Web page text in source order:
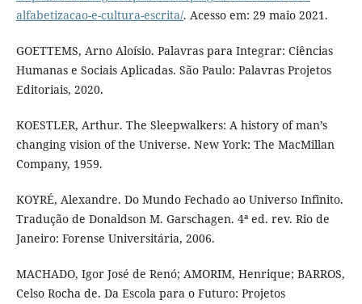
alfabetizacao-e-cultura-escrita/. Acesso em: 29 maio 2021.
GOETTEMS, Arno Aloísio. Palavras para Integrar: Ciências
Humanas e Sociais Aplicadas. São Paulo: Palavras Projetos
Editoriais, 2020.
KOESTLER, Arthur. The Sleepwalkers: A history of man’s
changing vision of the Universe. New York: The MacMillan
Company, 1959.
KOYRÉ, Alexandre. Do Mundo Fechado ao Universo Infinito.
Tradução de Donaldson M. Garschagen. 4ª ed. rev. Rio de
Janeiro: Forense Universitária, 2006.
MACHADO, Igor José de Renó; AMORIM, Henrique; BARROS,
Celso Rocha de. Da Escola para o Futuro: Projetos